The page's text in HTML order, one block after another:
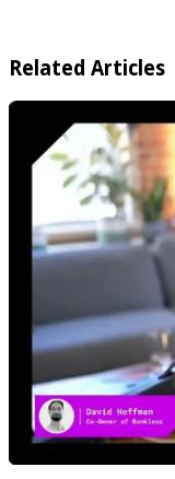
Related Articles